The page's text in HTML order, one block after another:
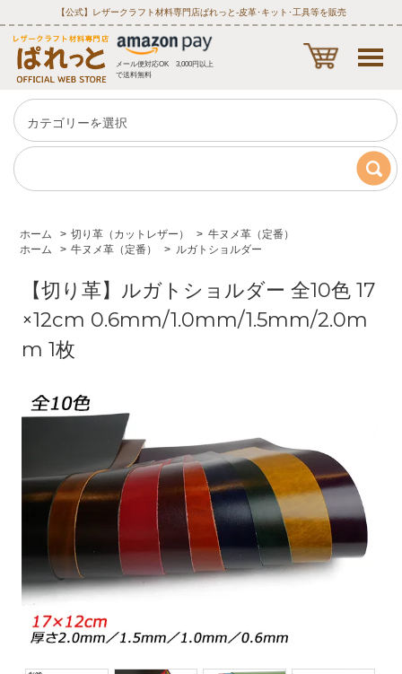
【公式】レザークラフト材料専門店ぱれっと‐皮革･キット･工具等を販売
メール便対応OK 3,000円以上
で送料無料
ホーム > 切り革（カットレザー） > 牛ヌメ革（定番）
ホーム
> 牛ヌメ革（定番） > ルガトショルダー
【切り革】ルガトショルダー 全10色 17
×12cm 0.6mm/1.0mm/1.5mm/2.0m
m 1枚